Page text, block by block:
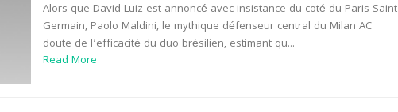
Alors que David Luiz est annoncé avec insistance du coté du Paris Saint
Germain, Paolo Maldini, le mythique défenseur central du Milan AC
doute de l’efficacité du duo brésilien, estimant qu...
Read More